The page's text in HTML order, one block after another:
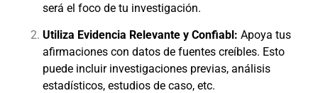
será el foco de tu investigación.
Utiliza Evidencia Relevante y Confiabl: Apoya tus
afirmaciones con datos de fuentes creíbles. Esto
puede incluir investigaciones previas, análisis
estadísticos, estudios de caso, etc.